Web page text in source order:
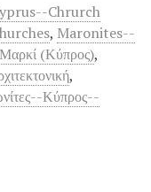
Chrurch
, Maronites--
Μαρκί (Κύπρος),
,
Κύπρος--